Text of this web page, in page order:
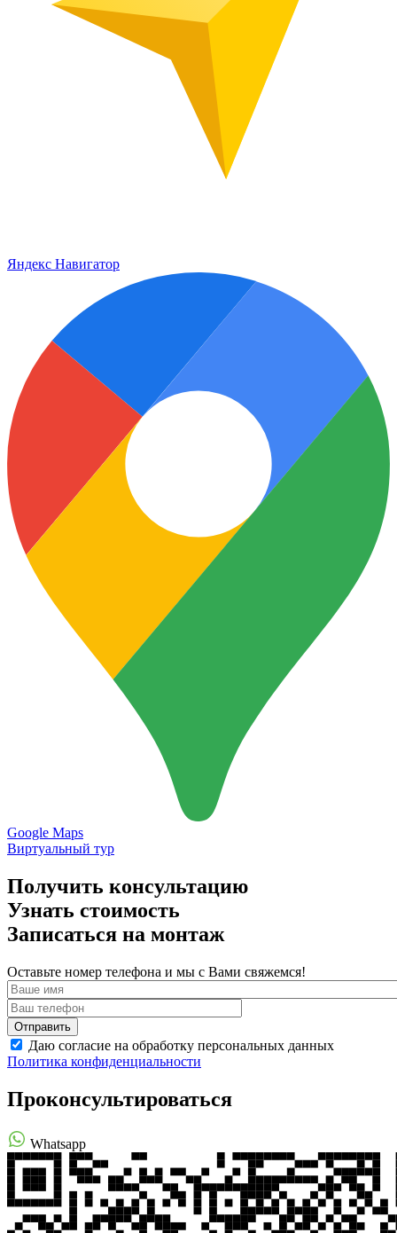
Яндекс Навигатор
Google Maps
Виртуальный тур
Получить консультацию
Узнать стоимость
Записаться на монтаж
Оставьте номер телефона и мы с Вами свяжемся!
Даю согласие на обработку персональных данных
Политика конфиденциальности
Проконсультироваться
Whatsapp